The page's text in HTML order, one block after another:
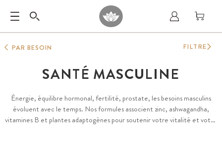
PAR BESOIN
SANTÉ MASCULINE
Énergie, équilibre hormonal, fertilité, prostate, les besoins masculins
évoluent avec le temps. Nos formules associent zinc, ashwagandha,
vitamines B et plantes adaptogènes pour soutenir votre vitalité et votre
FILTRE